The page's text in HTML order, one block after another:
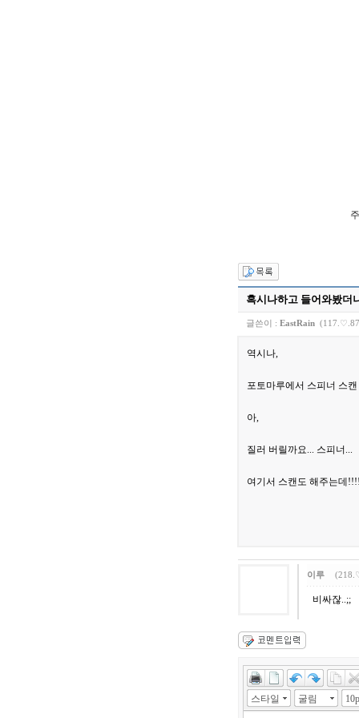
혹시나하고 들어와봤더
글쓴이 : EastRain
역시나,
포토마루에서 스피너 스
아,
질러 버릴까요... 스피너...
여기서 스캔도 해주는데
이루
비싸잖..;;
스타일 굴림